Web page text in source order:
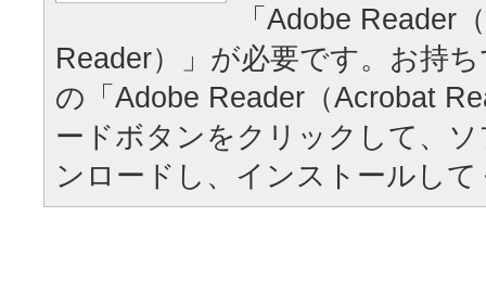
「Adobe Reader
Reader）」が必要です。お持
の「Adobe Reader（Acrobat
ードボタンをクリックして、
ンロードし、インストールし